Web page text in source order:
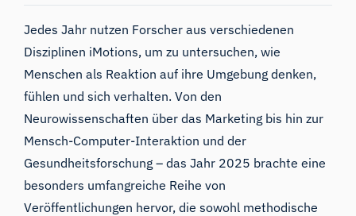
Jedes Jahr nutzen Forscher aus verschiedenen
Disziplinen iMotions, um zu untersuchen, wie
Menschen als Reaktion auf ihre Umgebung denken,
fühlen und sich verhalten. Von den
Neurowissenschaften über das Marketing bis hin zur
Mensch-Computer-Interaktion und der
Gesundheitsforschung – das Jahr 2025 brachte eine
besonders umfangreiche Reihe von
Veröffentlichungen hervor, die sowohl methodische